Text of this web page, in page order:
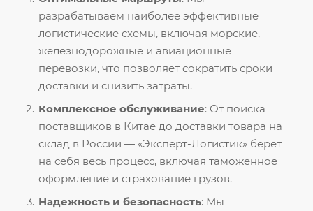
разрабатываем наиболее эффективные
логистические схемы, включая морские,
железнодорожные и авиационные
перевозки, что позволяет сократить сроки
доставки и снизить затраты.
Комплексное обслуживание: От поиска
поставщиков в Китае до доставки товара на
склад в России — «Эксперт-Логистик» берет
на себя весь процесс, включая таможенное
оформление и страхование грузов.
Надежность и безопасность: Мы